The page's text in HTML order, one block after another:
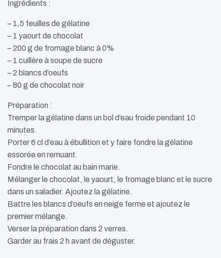
Ingrédients :
– 1,5 feuilles de gélatine
– 1 yaourt de chocolat
– 200 g de fromage blanc à 0%
– 1 cuillère à soupe de sucre
– 2 blancs d’oeufs
– 80 g de chocolat noir
Préparation :
Tremper la gélatine dans un bol d’eau froide pendant 10
minutes.
Porter 6 cl d’eau à ébullition et y faire fondre la gélatine
essorée en remuant.
Fondre le chocolat au bain marie.
Mélanger le chocolat, le yaourt, le fromage blanc et le sucre
dans un saladier. Ajoutez la gélatine.
Battre les blancs d’oeufs en neige ferme et ajoutez le
premier mélange.
Verser la préparation dans 2 verres.
Garder au frais 2 h avant de déguster.